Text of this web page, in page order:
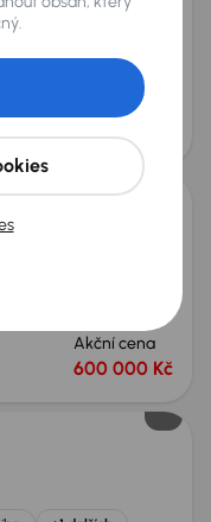
Akční cena
Akční cena
600 000 Kč